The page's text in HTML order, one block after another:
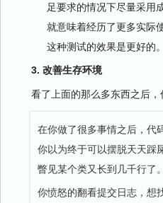
足要求的情况下尽量采用
就意味着经历了更多实际
这种测试的效果是更好的。
3. 改善生存环境
看了上面的那么多东西之后，
在你做了很多事情之后，代
你以为终于可以摆脱天天踩
瞥见某个类又长到几千行了。
你愤怒的翻看提交日志，想